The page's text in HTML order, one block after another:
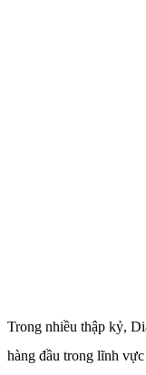
Trong nhiều thập kỷ,
hàng đầu trong lĩnh